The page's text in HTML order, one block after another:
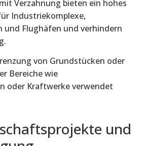
Verzahnung bieten ein hohes
Industriekomplexe,
und Flughäfen und verhindern
von Grundstücken oder
Bereiche wie
oder Kraftwerke verwendet
und